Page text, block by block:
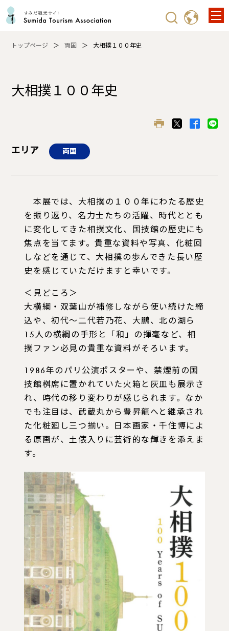
トップページ 両国 大相撲１００年史
大相撲１００年史
エリア 両国
本展では、大相撲の１００年にわたる歴史
を振り返り、名力士たちの活躍、時代ととも
に変化してきた相撲文化、国技館の歴史にも
焦点を当てます。貴重な資料や写真、化粧回
しなどを通じて、大相撲の歩んできた長い歴
史を感じていただけますと幸いです。
＜見どころ＞
大横綱・双葉山が補修しながら使い続けた締
込や、初代～二代若乃花、大鵬、北の湖ら
15人の横綱の手形と「和」の揮毫など、相
撲ファン必見の貴重な資料がそろいます。
1986年のパリ公演ポスターや、禁煙前の国
技館桝席に置かれていた火箱と灰皿も展示さ
れ、時代の移り変わりが感じられます。なか
でも注目は、武蔵丸から豊昇龍へと継承され
た化粧廻し三つ揃い。日本画家・千住博によ
る原画が、土俵入りに芸術的な輝きを添えま
す。